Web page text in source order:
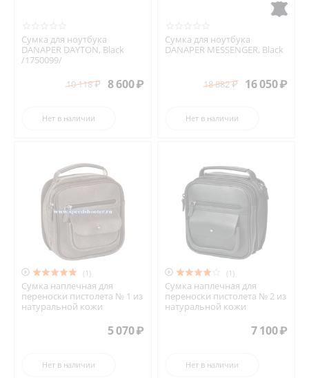
Сумка для ноутбука
DANAPER DAYTON, Black
/1750099/
10 118₽ 8 600₽
Нет в наличии
Сумка для ноутбука
DANAPER MESSENGER, Black
18 882₽ 16 050₽
Нет в наличии
 (1)
Сумка наплечная для
переноски пистолета № 1 из
натуральной кожи
5 070₽
Нет в наличии
 (1)
Сумка наплечная для
переноски пистолета № 2 из
натуральной кожи
7 100₽
Нет в наличии